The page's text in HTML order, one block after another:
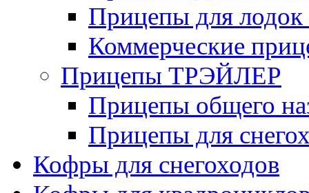
Прицепы для лодок
Коммерческие
Прицепы ТРЭЙЛЕР
Прицепы общего
Прицепы для
Кофры для снегоходов